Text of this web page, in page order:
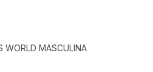
WORLD MASCULINA